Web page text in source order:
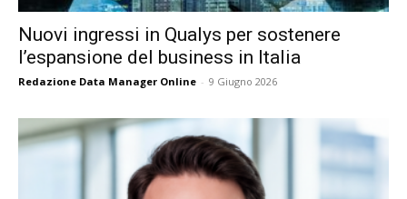
Nuovi ingressi in Qualys per sostenere
l’espansione del business in Italia
Redazione Data Manager Online - 9 Giugno 2026